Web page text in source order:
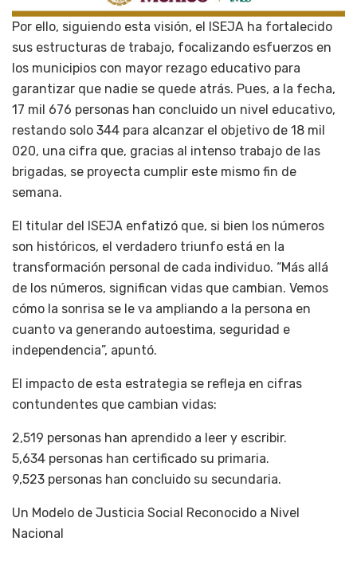
Por ello, siguiendo esta visión, el ISEJA ha fortalecido
sus estructuras de trabajo, focalizando esfuerzos en
los municipios con mayor rezago educativo para
garantizar que nadie se quede atrás. Pues, a la fecha,
17 mil 676 personas han concluido un nivel educativo,
restando solo 344 para alcanzar el objetivo de 18 mil
020, una cifra que, gracias al intenso trabajo de las
brigadas, se proyecta cumplir este mismo fin de
semana.
El titular del ISEJA enfatizó que, si bien los números
son históricos, el verdadero triunfo está en la
transformación personal de cada individuo. “Más allá
de los números, significan vidas que cambian. Vemos
cómo la sonrisa se le va ampliando a la persona en
cuanto va generando autoestima, seguridad e
independencia”, apuntó.
El impacto de esta estrategia se refleja en cifras
contundentes que cambian vidas:
2,519 personas han aprendido a leer y escribir.
5,634 personas han certificado su primaria.
9,523 personas han concluido su secundaria.
Un Modelo de Justicia Social Reconocido a Nivel
Nacional